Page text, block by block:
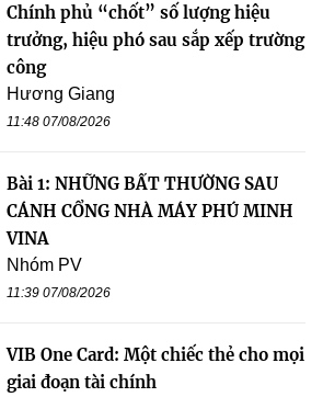
Chính phủ “chốt” số lượng hiệu
trưởng, hiệu phó sau sắp xếp trường
công
Hương Giang
11:48 07/08/2026
Bài 1: NHỮNG BẤT THƯỜNG SAU
CÁNH CỔNG NHÀ MÁY PHÚ MINH
VINA
Nhóm PV
11:39 07/08/2026
VIB One Card: Một chiếc thẻ cho mọi
giai đoạn tài chính